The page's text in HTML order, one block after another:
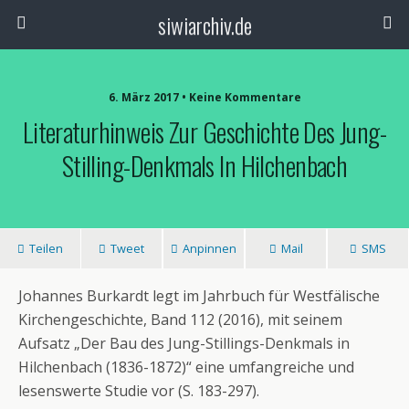
siwiarchiv.de
6. März 2017 • Keine Kommentare
Literaturhinweis Zur Geschichte Des Jung-
Stilling-Denkmals In Hilchenbach
Teilen Tweet Anpinnen Mail SMS
Johannes Burkardt legt im Jahrbuch für Westfälische
Kirchengeschichte, Band 112 (2016), mit seinem
Aufsatz „Der Bau des Jung-Stillings-Denkmals in
Hilchenbach (1836-1872)“ eine umfangreiche und
lesenswerte Studie vor (S. 183-297).